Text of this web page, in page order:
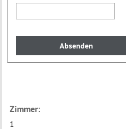
Zimmer:
1